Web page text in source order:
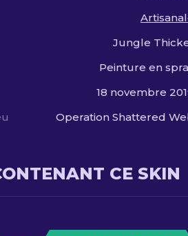
Jungle
Peinture en
18 novembre
Operation Shattered
CE SKIN